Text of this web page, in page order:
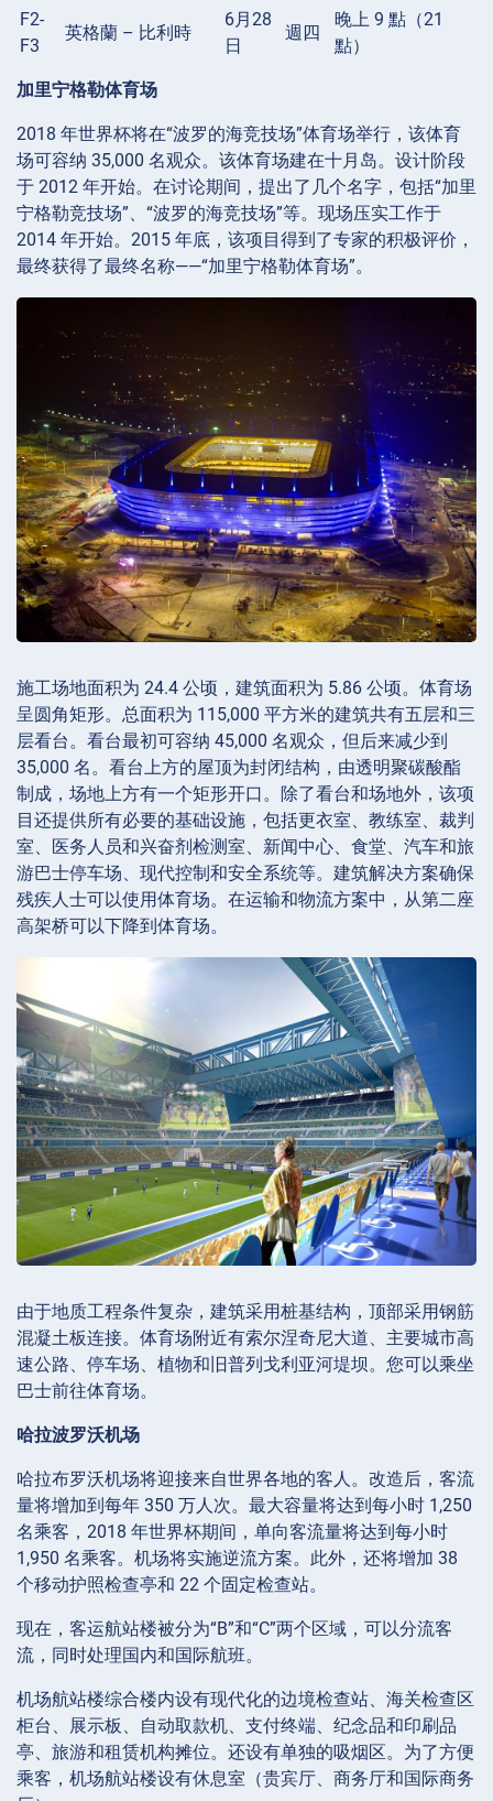
F2-
F3
英格蘭 – 比利時
6月28
日
週四
晚上 9 點（21
點）
加里宁格勒体育场
2018 年世界杯将在“波罗的海竞技场”体育场举行，该体育
场可容纳 35,000 名观众。该体育场建在十月岛。设计阶段
于 2012 年开始。在讨论期间，提出了几个名字，包括“加里
宁格勒竞技场”、“波罗的海竞技场”等。现场压实工作于
2014 年开始。2015 年底，该项目得到了专家的积极评价，
最终获得了最终名称——“加里宁格勒体育场”。
施工场地面积为 24.4 公顷，建筑面积为 5.86 公顷。体育场
呈圆角矩形。总面积为 115,000 平方米的建筑共有五层和三
层看台。看台最初可容纳 45,000 名观众，但后来减少到
35,000 名。看台上方的屋顶为封闭结构，由透明聚碳酸酯
制成，场地上方有一个矩形开口。除了看台和场地外，该项
目还提供所有必要的基础设施，包括更衣室、教练室、裁判
室、医务人员和兴奋剂检测室、新闻中心、食堂、汽车和旅
游巴士停车场、现代控制和安全系统等。建筑解决方案确保
残疾人士可以使用体育场。在运输和物流方案中，从第二座
高架桥可以下降到体育场。
由于地质工程条件复杂，建筑采用桩基结构，顶部采用钢筋
混凝土板连接。体育场附近有索尔涅奇尼大道、主要城市高
速公路、停车场、植物和旧普列戈利亚河堤坝。您可以乘坐
巴士前往体育场。
哈拉波罗沃机场
哈拉布罗沃机场将迎接来自世界各地的客人。改造后，客流
量将增加到每年 350 万人次。最大容量将达到每小时 1,250
名乘客，2018 年世界杯期间，单向客流量将达到每小时
1,950 名乘客。机场将实施逆流方案。此外，还将增加 38
个移动护照检查亭和 22 个固定检查站。
现在，客运航站楼被分为“B”和“C”两个区域，可以分流客
流，同时处理国内和国际航班。
机场航站楼综合楼内设有现代化的边境检查站、海关检查区
柜台、展示板、自动取款机、支付终端、纪念品和印刷品
亭、旅游和租赁机构摊位。还设有单独的吸烟区。为了方便
乘客，机场航站楼设有休息室（贵宾厅、商务厅和国际商务